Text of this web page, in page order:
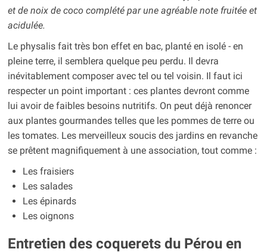
et de noix de coco complété par une agréable note fruitée et
acidulée.
Le physalis fait très bon effet en bac, planté en isolé - en
pleine terre, il semblera quelque peu perdu. Il devra
inévitablement composer avec tel ou tel voisin. Il faut ici
respecter un point important : ces plantes devront comme
lui avoir de faibles besoins nutritifs. On peut déjà renoncer
aux plantes gourmandes telles que les pommes de terre ou
les tomates. Les merveilleux soucis des jardins en revanche
se prêtent magnifiquement à une association, tout comme :
Les fraisiers
Les salades
Les épinards
Les oignons
Entretien des coquerets du Pérou en